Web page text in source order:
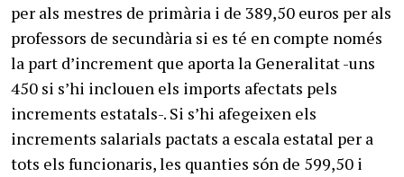
per als mestres de primària i de 389,50 euros per als
professors de secundària si es té en compte només
la part d’increment que aporta la Generalitat -uns
450 si s’hi inclouen els imports afectats pels
increments estatals-. Si s’hi afegeixen els
increments salarials pactats a escala estatal per a
tots els funcionaris, les quanties són de 599,50 i